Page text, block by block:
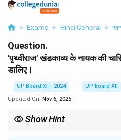
> Exams > Hindi General >
Question.
'पृथ्वीराज' खंडकाव्य के नायक की
डालिए।
UP Board XII - 2024
UP Board XII
Updated On: Nov 6, 2025
Show Hint